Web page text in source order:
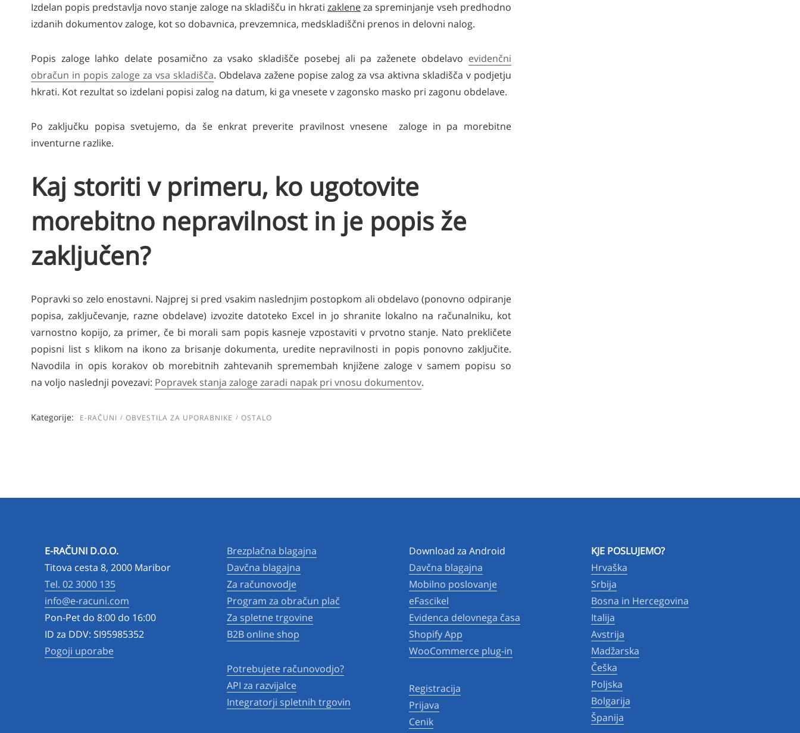
Izdelan popis predstavlja novo stanje zaloge na skladišču in hkratizakleneza spreminjanje vseh predhodno
izdanih dokumentov zaloge, kot so dobavnica, prevzemnica, medskladiščni prenos in delovni nalog.
Popis zaloge lahko delate posamično za vsako skladišče posebej ali pa zaženete obdelavo evidenčni
obračun in popis zaloge za vsa skladišča. Obdelava zažene popise zalog za vsa aktivna skladišča v podjetju
hkrati. Kot rezultat so izdelani popisi zalog na datum, ki ga vnesete v zagonsko masko pri zagonu obdelave.
Po zaključku popisa svetujemo, da še enkrat preverite pravilnost vnesene zaloge in pa morebitne
inventurne razlike.
Kaj storiti v primeru, ko ugotovite
morebitno nepravilnost in je popis že
zaključen?
Popravki so zelo enostavni. Najprej si pred vsakim naslednjim postopkom ali obdelavo (ponovno odpiranje
popisa, zaključevanje, razne obdelave) izvozite datoteko Excel in jo shranite lokalno na računalniku, kot
varnostno kopijo, za primer, če bi morali sam popis kasneje vzpostaviti v prvotno stanje. Nato prekličete
popisni list s klikom na ikono za brisanje dokumenta, uredite nepravilnosti in popis ponovno zaključite.
Navodila in opis korakov ob morebitnih zahtevanih spremembah knjižene zaloge v samem popisu so
na voljo naslednji povezavi: Popravek stanja zaloge zaradi napak pri vnosu dokumentov.
Kategorije: E-RAČUNI OBVESTILA ZA UPORABNIKE OSTALO
E-RAČUNI D.O.O.
Titova cesta 8, 2000 Maribor
Tel. 02 3000 135
info@e-racuni.com
Pon-Pet do 8:00 do 16:00
ID za DDV: SI95985352
Pogoji uporabe
Brezplačna blagajna
Davčna blagajna
Za računovodje
Program za obračun plač
Za spletne trgovine
B2B online shop
Potrebujete računovodjo?
API za razvijalce
Integratorji spletnih trgovin
Download za Android
Davčna blagajna
Mobilno poslovanje
eFascikel
Evidenca delovnega časa
Shopify App
WooCommerce plug-in
Registracija
Prijava
Cenik
KJE POSLUJEMO?
Hrvaška
Srbija
Bosna in Hercegovina
Italija
Avstrija
Madžarska
Češka
Poljska
Bolgarija
Španija